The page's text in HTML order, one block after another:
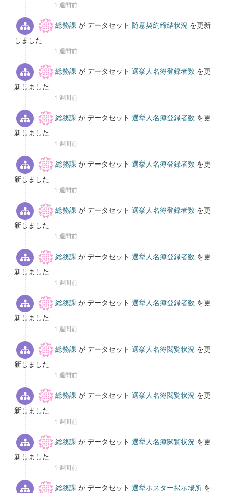
1 週間前
総務課 が データセット 随意契約締結状況 を更新
しました
1 週間前
総務課 が データセット 選挙人名簿登録者数 を更
新しました
1 週間前
総務課 が データセット 選挙人名簿登録者数 を更
新しました
1 週間前
総務課 が データセット 選挙人名簿登録者数 を更
新しました
1 週間前
総務課 が データセット 選挙人名簿登録者数 を更
新しました
1 週間前
総務課 が データセット 選挙人名簿登録者数 を更
新しました
1 週間前
総務課 が データセット 選挙人名簿登録者数 を更
新しました
1 週間前
総務課 が データセット 選挙人名簿閲覧状況 を更
新しました
1 週間前
総務課 が データセット 選挙人名簿閲覧状況 を更
新しました
1 週間前
総務課 が データセット 選挙人名簿閲覧状況 を更
新しました
1 週間前
総務課 が データセット 選挙ポスター掲示場所 を